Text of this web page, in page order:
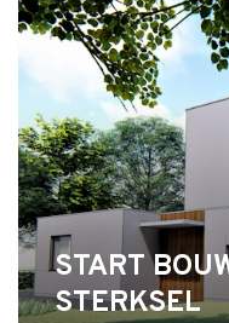
START
STERKSEL